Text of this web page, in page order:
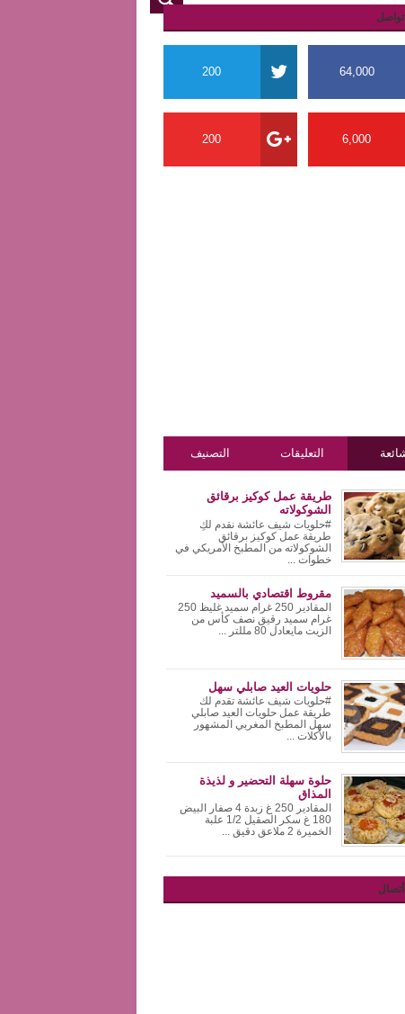
64,000
200
6,000
200
التعليقات التصنيف
طريقة عمل كوكيز برقائق
الشوكولاته
#حلويات شيف عائشة نقدم لكِ
طريقة عمل كوكيز برقائق
الشوكولاته من المطبخ الأمريكي في
خطوات ...
مقروط اقتصادي بالسميد
المقادير 250 غرام سميد غليظ 250
غرام سميد رقيق نصف كأس من
الزيت مايعادل 80 مللتر ...
حلويات العيد صابلي سهل
#حلويات شيف عائشة تقدم لك
طريقة عمل حلويات العيد صابلي
سهل المطبخ المغربي المشهور
بالأكلات ...
حلوة سهلة التحضير و لذيذة
المذاق
المقادير 250 غ زبدة 4 صفار البيض
180 غ سكر الصقيل 1/2 علبة
الخميرة 2 ملاعق دقيق ...